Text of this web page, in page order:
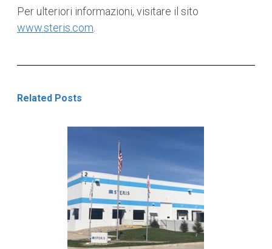
Per ulteriori informazioni, visitare il sito
www.steris.com
Related Posts